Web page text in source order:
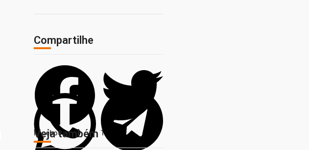
Compartilhe
Facebook Twitter
Veja também